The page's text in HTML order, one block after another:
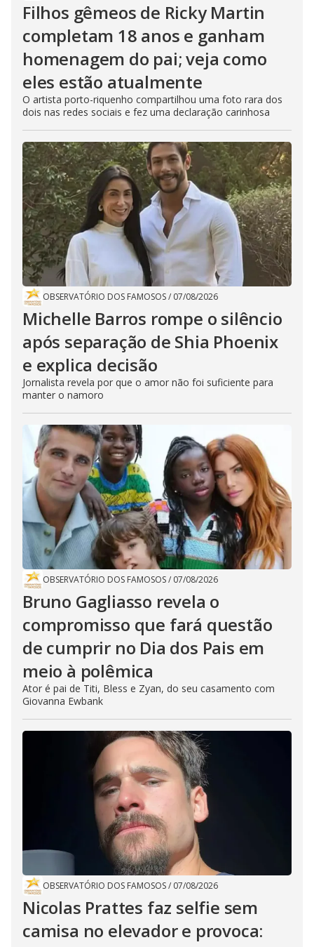
Filhos gêmeos de Ricky Martin
completam 18 anos e ganham
homenagem do pai; veja como
eles estão atualmente
O artista porto-riquenho compartilhou uma foto rara dos
dois nas redes sociais e fez uma declaração carinhosa
OBSERVATÓRIO DOS FAMOSOS/ 07/08/2026
Michelle Barros rompe o silêncio
após separação de Shia Phoenix
e explica decisão
Jornalista revela por que o amor não foi suficiente para
manter o namoro
OBSERVATÓRIO DOS FAMOSOS/ 07/08/2026
Bruno Gagliasso revela o
compromisso que fará questão
de cumprir no Dia dos Pais em
meio à polêmica
Ator é pai de Titi, Bless e Zyan, do seu casamento com
Giovanna Ewbank
OBSERVATÓRIO DOS FAMOSOS/ 07/08/2026
Nicolas Prattes faz selfie sem
camisa no elevador e provoca: